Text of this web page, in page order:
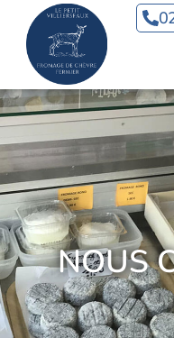
Nous
NOUS
Panneau de gestion des